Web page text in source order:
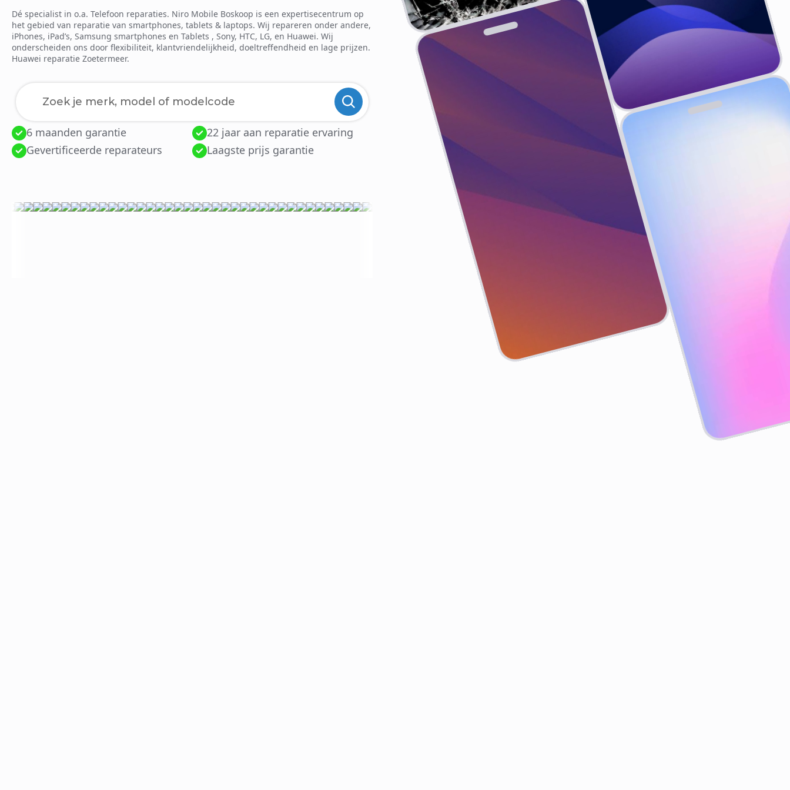
Dé specialist in o.a. Telefoon reparaties. Niro Mobile Boskoop is een expertisecentrum op
het gebied van reparatie van smartphones, tablets & laptops. Wij repareren onder andere,
iPhones, iPad’s, Samsung smartphones en Tablets , Sony, HTC, LG, en Huawei. Wij
onderscheiden ons door flexibiliteit, klantvriendelijkheid, doeltreffendheid en lage prijzen.
Huawei reparatie Zoetermeer.
Laden van modellen..
6 maanden garantie
22 jaar aan reparatie ervaring
Gevertificeerde reparateurs
Laagste prijs garantie